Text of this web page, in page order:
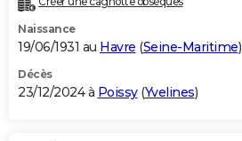
Naissance
19/06/1931 au Havre (Seine-Maritime)
Décès
23/12/2024 à Poissy(Yvelines)